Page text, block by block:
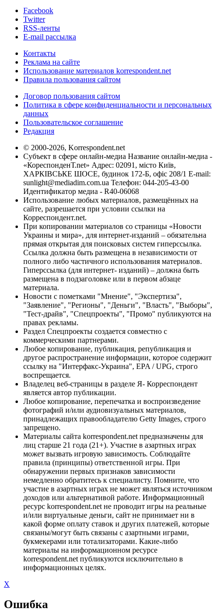
Facebook
Twitter
RSS-ленты
E-mail рассылка
Контакты
Реклама на сайте
Использование материалов korrespondent.net
Правила пользования сайтом
Договор пользования сайтом
Политика в сфере конфиденциальности и персональных
данных
Пользовательское соглашение
Редакция
© 2000-2026, Korrespondent.net
Субъект в сфере онлайн-медиа Название онлайн-медиа -
«КореспонденТ.net» Адрес: 02091, місто Київ,
ХАРКІВСЬКЕ ШОСЕ, будинок 172-Б, офіс 208/1 E-mail:
sunlight@mediadim.com.ua Телефон: 044-205-43-00
Идентификатор медиа - R40-06068
Использование любых материалов, размещённых на
сайте, разрешается при условии ссылки на
Корреспондент.net.
При копировании материалов со страницы «Новости
Украины и мира», для интернет-изданий – обязательна
прямая открытая для поисковых систем гиперссылка.
Ссылка должна быть размещена в независимости от
полного либо частичного использования материалов.
Гиперссылка (для интернет- изданий) – должна быть
размещена в подзаголовке или в первом абзаце
материала.
Новости с пометками "Мнение", "Экспертиза",
"Заявление", "Регионы", "Деньги", "Власть", "Выборы",
"Тест-драйв", "Спецпроекты", "Промо" публикуются на
правах рекламы.
Раздел Спецпроекты создается совместно с
коммерческими партнерами.
Любое копирование, публикация, републикация и
другое распространение информации, которое содержит
ссылку на "Интерфакс-Украина", EPA / UPG, строго
воспрещается.
Владелец веб-страницы в разделе Я- Корреспондент
является автор публикации.
Любое копирование, перепечатка и воспроизведение
фотографий и/или аудиовизуальных материалов,
принадлежащих правообладателю Getty Images, строго
запрещено.
Материалы сайта korrespondent.net предназначены для
лиц старше 21 года (21+). Участие в азартных играх
может вызвать игровую зависимость. Соблюдайте
правила (принципы) ответственной игры. При
обнаружении первых признаков зависимости
немедленно обратитесь к специалисту. Помните, что
участие в азартных играх не может являться источником
доходов или альтернативой работе. Информационный
ресурс korrespondent.net не проводит игры на реальные
и/или виртуальные деньги, сайт не принимает ни в
какой форме оплату ставок и других платежей, которые
связаны/могут быть связаны с азартными играми,
букмекерами или тотализаторами. Какие-либо
материалы на информационном ресурсе
korrespondent.net публикуются исключительно в
информационных целях.
X
Ошибка